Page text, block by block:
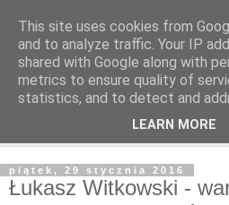
piątek, 29 stycznia 2016
Łukasz Witkowski -
This site uses cookies from
and to analyze traffic. Your IP
shared with Google along with
metrics to ensure quality of
statistics, and to detect and
LEARN MORE